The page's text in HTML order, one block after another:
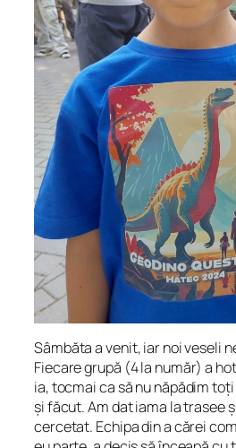
Sâmbăta a venit, iar noi veseli
Fiecare grupă (4 la număr) a
ia, tocmai ca să nu năpădim
și făcut. Am dat iama la trasee
cercetat. Echipa din a cărei